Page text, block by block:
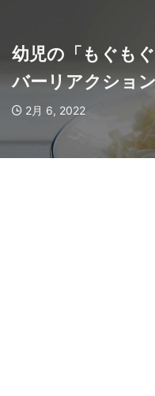
幼児の「もぐも
バーリアクショ
2月 6, 2022